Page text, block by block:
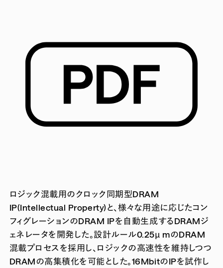
ロジック混載用のクロック同期型DRAM
IP(Intellectual Property)と、様々な用途に応じたコン
フィグレーションのDRAM IPを自動生成するDRAMジ
ェネレータを開発した。設計ルール0.25µ mのDRAM
混載プロセスを採用し、ロジックの高速性を維持しつつ
DRAMの高集積化を可能とした。16MbitのIPを試作し